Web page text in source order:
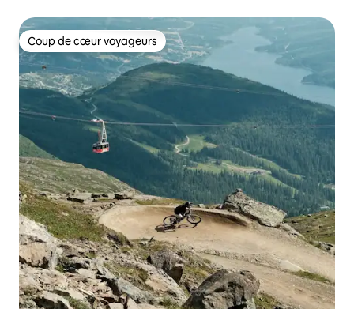
Coup de cœur voyageurs
Coup de cœur voyageurs